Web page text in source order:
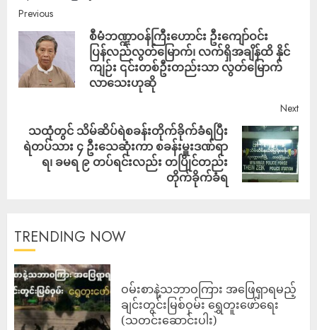
Previous
စီမံဘဏ္ဍာဝန်ကြီးဟောင်း ဦးကျော်ဝင်း
ပြန်လည်လွတ်မြောက်၊ လက်ရှိအချိန်ထိ နိုင်
ကျဉ်း ၎င်းတစ်ဦးတည်းသာ လွတ်မြောက်
လာသေးဟုဆို
Next
သထုံတွင် သိမ်ဆိပ်ရဲစခန်းတိုက်ခိုက်ခံရပြီး
ရဲတပ်သား ၄ ဦးသေဆုံးကာ စခန်းမှူးဒဏ်ရာ
ရ၊ ခမရ ၉ တပ်ရင်းလည်း တပြိုင်တည်း
တိုက်ခိုက်ခံရ
TRENDING NOW
ဝမ်းစာနဲ့သဘာဝကြား အဖြေရှာရမည့်
ချင်းတွင်းမြစ်ဝှမ်း ရွှေတူးဖော်ရေး
(သတင်းဆောင်းပါး)